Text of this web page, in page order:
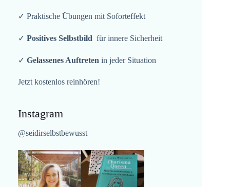
✓ Praktische Übungen mit Soforteffekt
✓ Positives Selbstbild für innere Sicherheit
✓ Gelassenes Auftreten in jeder Situation
Jetzt kostenlos reinhören!
Instagram
@seidirselbstbewusst